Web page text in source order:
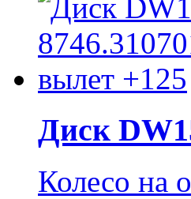
Диск
Колесо на